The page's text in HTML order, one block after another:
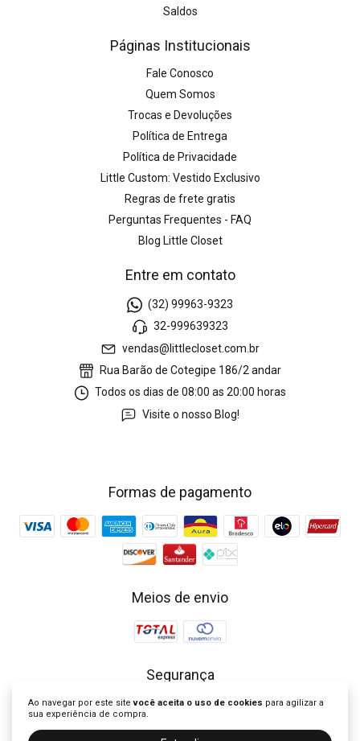
Ao navegar por este sitevocê aceita o uso de cookies para agilizar a
sua experiência de compra.
Saldos
Páginas Institucionais
Fale Conosco
Quem Somos
Trocas e Devoluções
Política de Entrega
Política de Privacidade
Little Custom: Vestido Exclusivo
Regras de frete gratis
Perguntas Frequentes - FAQ
Blog Little Closet
Entre em contato
(32) 99963-9323
32-999639323
vendas@littlecloset.com.br
Rua Barão de Cotegipe 186/2 andar
Todos os dias de 08:00 as 20:00 horas
Visite o nosso Blog!
Formas de pagamento
Meios de envio
Segurança